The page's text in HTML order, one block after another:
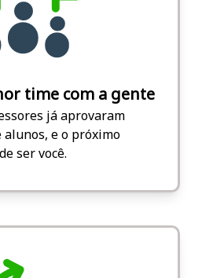
time com a gente
já aprovaram
alunos, e o próximo
ser você.